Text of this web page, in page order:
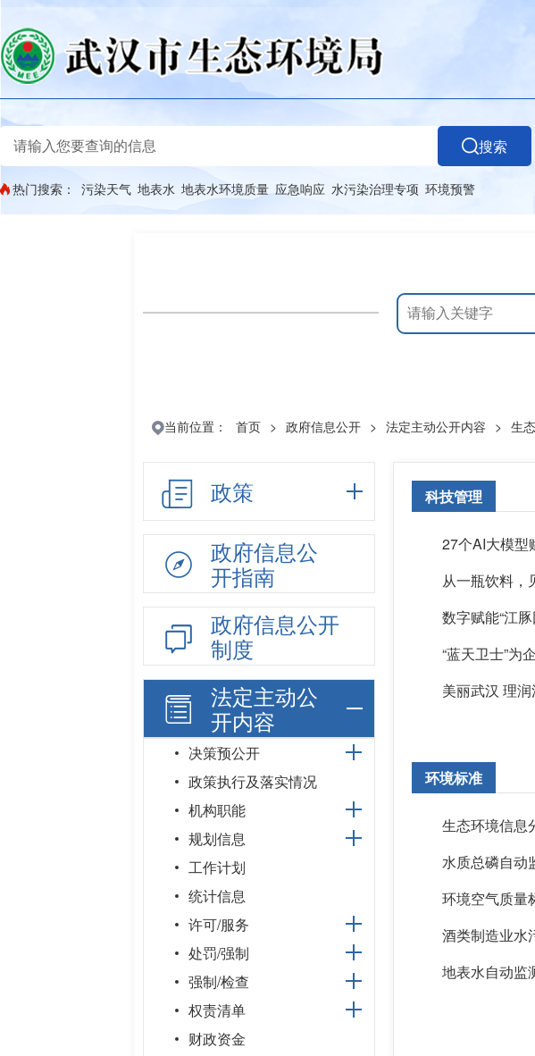
搜索
热门搜索： 污染天气 地表水 地表水环境质量 应急响应 水污染治理专项 环境预警
当前位置： 首页 > 政府信息公开 > 法定主动公开内容 > 生
政策
政府信息公
开指南
政府信息公开
制度
法定主动公
开内容
决策预公开
政策执行及落实情况
机构职能
规划信息
工作计划
统计信息
许可/服务
处罚/强制
强制/检查
权责清单
财政资金
科技管理
27个AI大模型
从一瓶饮料，
数字赋能“江
“蓝天卫士”为
美丽武汉 理
环境标准
生态环境信息
水质总磷自动
环境空气质量
酒类制造业水
地表水自动监